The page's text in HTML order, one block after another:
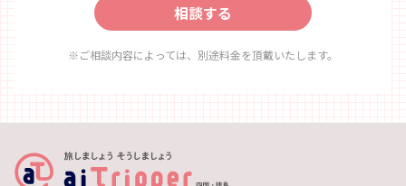
相談する
※ご相談内容によっては、別途料金を頂戴いたします。